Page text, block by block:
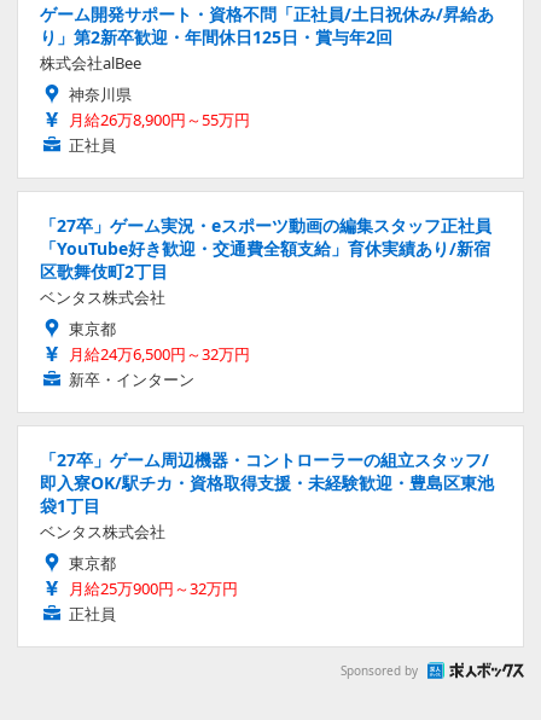
ゲーム開発サポート・資格不問「正社員/土日祝休み/昇給あ
り」第2新卒歓迎・年間休日125日・賞与年2回
株式会社alBee
神奈川県
月給26万8,900円～55万円
正社員
「27卒」ゲーム実況・eスポーツ動画の編集スタッフ正社員
「YouTube好き歓迎・交通費全額支給」育休実績あり/新宿
区歌舞伎町2丁目
ベンタス株式会社
東京都
月給24万6,500円～32万円
新卒・インターン
「27卒」ゲーム周辺機器・コントローラーの組立スタッフ/
即入寮OK/駅チカ・資格取得支援・未経験歓迎・豊島区東池
袋1丁目
ベンタス株式会社
東京都
月給25万900円～32万円
正社員
Sponsored by